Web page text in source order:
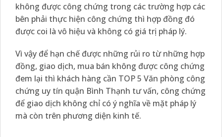
không được công chứng trong các trường hợp các
bên phải thực hiện công chứng thì hợp đồng đó
được coi là vô hiệu và không có giá trị pháp lý.
Vì vậy để hạn chế được những rủi ro từ những hợp
đồng, giao dịch, mua bán không được công chứng
đem lại thì khách hàng cần TOP 5 Văn phòng công
chứng uy tín quận Bình Thạnh tư vấn, công chứng
để giao dịch không chỉ có ý nghĩa về mặt pháp lý
mà còn trên phương diện kinh tế.